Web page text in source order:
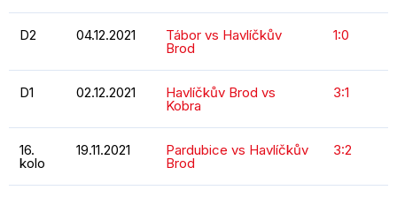
D2 04.12.2021 Tábor vs Havlíčkův
Brod
1:0
D1 02.12.2021 Havlíčkův Brod vs
Kobra
3:1
16.
kolo
19.11.2021 Pardubice vs Havlíčkův
Brod
3:2